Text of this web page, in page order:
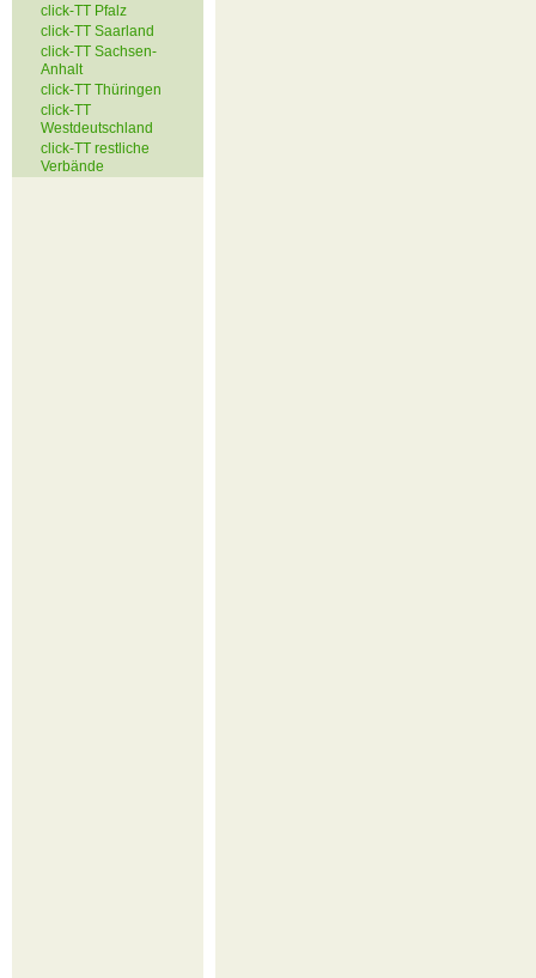
click-TT Pfalz
click-TT Saarland
click-TT Sachsen-
Anhalt
click-TT Thüringen
click-TT
Westdeutschland
click-TT restliche
Verbände